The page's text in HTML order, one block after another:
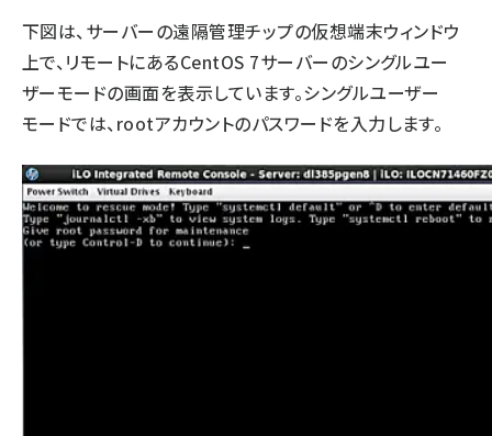
下図は、サーバーの遠隔管理チップの仮想端末ウィンドウ
上で、リモートにあるCentOS 7サーバーのシングルユー
ザーモードの画面を表示しています。シングルユーザー
モードでは、rootアカウントのパスワードを入力します。